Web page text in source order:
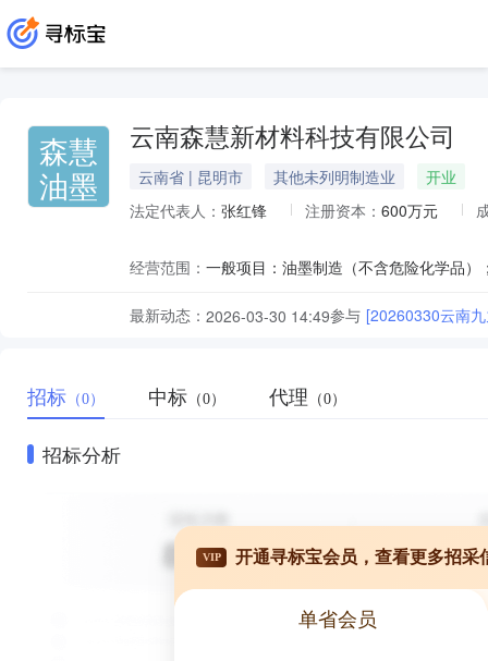
森慧
油墨
云南森慧新材料科技有限公司
云南省 | 昆明市 其他未列明制造业
开业
法定代表人： 张红锋 注册资本： 600万元
经营范围：
最新动态： 2026-03-30 14:49参与 [20260330云南
招标 （0） 中标 （0） 代理 （0）
招标分析
VIP 开通寻标宝会员，查看更多招采
单省会员